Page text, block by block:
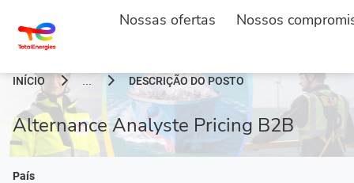
Nossas ofertas Nossos
INÍCIO ... DESCRIÇÃO DO POSTO
Alternance Analyste Pricing B2B
País